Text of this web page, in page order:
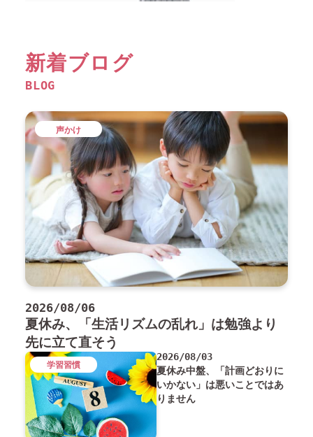
新着ブログ
BLOG
2026/08/06
夏休み、「生活リズムの乱れ」は勉強より
先に立て直そう
声かけ
2026/08/03
夏休み中盤、「計画どおりに
いかない」は悪いことではあ
りません
学習習慣